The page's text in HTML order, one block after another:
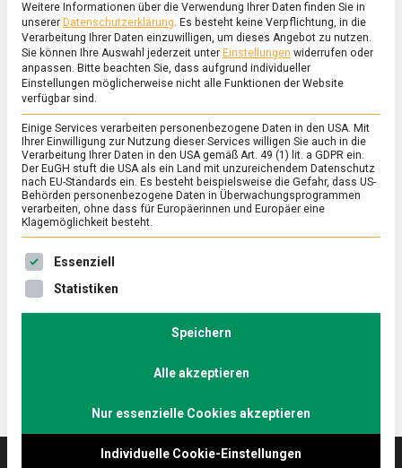
ERNÄHRUNG & GESUNDHEIT /FEATURED/KULTUR
Bibimbap – Korea in einer Schüssel
17. Februar 2023
Bibimbap
Auf den Speisekarten koreanischer Restaurants in
Deutschland ist es Standard: Bibimbap. Doch für
Weitere Informationen über die Verwendung Ihrer Daten finden Sie in
unserer Datenschutzerklärung. Es besteht keine Verpflichtung, in die
Verarbeitung Ihrer Daten einzuwilligen, um dieses Angebot zu nutzen.
Sie können Ihre Auswahl jederzeit unter Einstellungen widerrufen oder
anpassen. Bitte beachten Sie, dass aufgrund individueller
Einstellungen möglicherweise nicht alle Funktionen der Website
verfügbar sind.
Einige Services verarbeiten personenbezogene Daten in den USA. Mit
Ihrer Einwilligung zur Nutzung dieser Services willigen Sie auch in die
Verarbeitung Ihrer Daten in den USA gemäß Art. 49 (1) lit. a GDPR ein.
Der EuGH stuft die USA als ein Land mit unzureichendem Datenschutz
nach EU-Standards ein. Es besteht beispielsweise die Gefahr, dass US-
Behörden personenbezogene Daten in Überwachungsprogrammen
verarbeiten, ohne dass für Europäerinnen und Europäer eine
Klagemöglichkeit besteht.
Es folgt eine Liste der Service-Gruppen, für die eine
Essenziell
Statistiken
Speichern
Alle akzeptieren
Nur essenzielle Cookies akzeptieren
Individuelle Cookie-Einstellungen